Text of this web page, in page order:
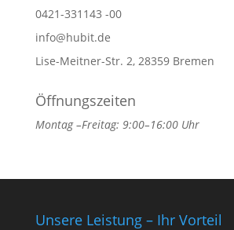
0421-331143 -00
info@hubit.de
Lise-Meitner-Str. 2, 28359 Bremen
Öffnungszeiten
Montag –Freitag: 9:00–16:00 Uhr
Unsere Leistung – Ihr Vorteil